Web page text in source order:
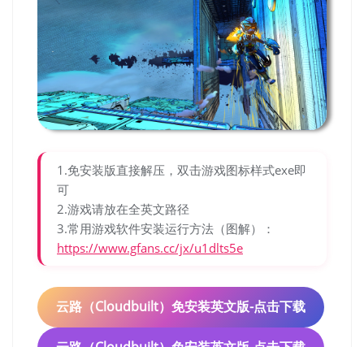
1.免安装版直接解压，双击游戏图标样式exe即
可
2.游戏请放在全英文路径
3.常用游戏软件安装运行方法（图解）：
https://www.gfans.cc/jx/u1dlts5e
云路（Cloudbuilt）免安装英文版-点击下载